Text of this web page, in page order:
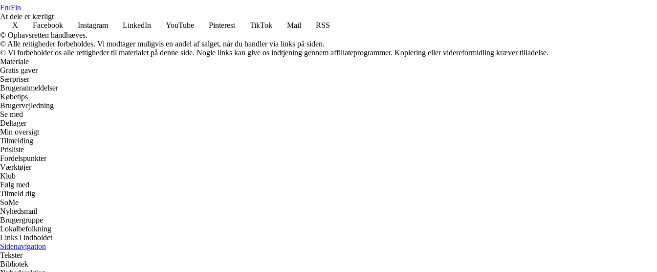
FruFin
At dele er kærligt
X
Facebook Instagram LinkedIn YouTube Pinterest TikTok Mail
RSS
© Ophavsretten håndhæves.
© Alle rettigheder forbeholdes. Vi modtager muligvis en andel af salget, når du handler via links på siden.
© Vi forbeholder os alle rettigheder til materialet på denne side. Nogle links kan give os indtjening gennem affiliateprogrammer. Kopiering eller videreformidling kræver tilladelse.
Materiale
Gratis gaver
Særpriser
Brugeranmeldelser
Købetips
Brugervejledning
Se med
Deltager
Min oversigt
Tilmelding
Prisliste
Fordelspunkter
Værktøjer
Klub
Følg med
Tilmeld dig
SoMe
Nyhedsmail
Brugergruppe
Lokalbefolkning
Links i indholdet
Sidenavigation
Tekster
Bibliotek